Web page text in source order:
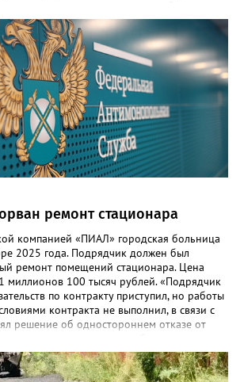
образования. - Платформа ТОР
все школьные сервисы в единую
экосистему. Предполагается, что
комфортно для пользователей».
- оценки, расписание, домашние задания,
знакомые пользователям экосистемы
не просто сохранятся, они будут
подчеркнули в ведомстве. Причём в
на ТОР станет вообще незаметным.
ремонт стационара
компанией «ПИАЛ» городская больница
2025 года. Подрядчик должен был
ремонт помещений стационара. Цена
миллионов 100 тысяч рублей. «Подрядчик
по контракту приступил, но работы
контракта не выполнил, в связи с
решение об одностороннем отказе от
Антимонопольная служба приняла
ООО «ПИАЛ» в реестр недобросовестных